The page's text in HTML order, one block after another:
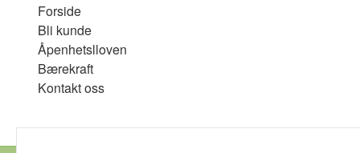
Forside
Bli kunde
Åpenhetslloven
Bærekraft
Kontakt oss